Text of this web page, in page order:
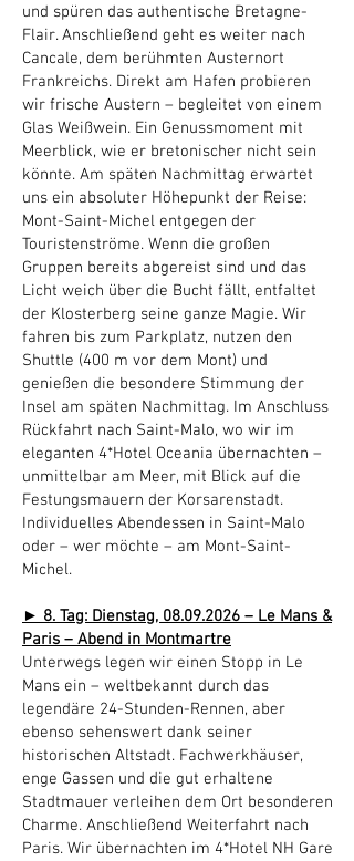
und spüren das authentische Bretagne-
Flair. Anschließend geht es weiter nach
Cancale, dem berühmten Austernort
Frankreichs. Direkt am Hafen probieren
wir frische Austern – begleitet von einem
Glas Weißwein. Ein Genussmoment mit
Meerblick, wie er bretonischer nicht sein
könnte. Am späten Nachmittag erwartet
uns ein absoluter Höhepunkt der Reise:
Mont-Saint-Michel entgegen der
Touristenströme. Wenn die großen
Gruppen bereits abgereist sind und das
Licht weich über die Bucht fällt, entfaltet
der Klosterberg seine ganze Magie. Wir
fahren bis zum Parkplatz, nutzen den
Shuttle (400 m vor dem Mont) und
genießen die besondere Stimmung der
Insel am späten Nachmittag. Im Anschluss
Rückfahrt nach Saint-Malo, wo wir im
eleganten 4*Hotel Oceania übernachten –
unmittelbar am Meer, mit Blick auf die
Festungsmauern der Korsarenstadt.
Individuelles Abendessen in Saint-Malo
oder – wer möchte – am Mont-Saint-
Michel.
► 8. Tag: Dienstag, 08.09.2026 – Le Mans &
Paris – Abend in Montmartre
Unterwegs legen wir einen Stopp in Le
Mans ein – weltbekannt durch das
legendäre 24-Stunden-Rennen, aber
ebenso sehenswert dank seiner
historischen Altstadt. Fachwerkhäuser,
enge Gassen und die gut erhaltene
Stadtmauer verleihen dem Ort besonderen
Charme. Anschließend Weiterfahrt nach
Paris. Wir übernachten im 4*Hotel NH Gare